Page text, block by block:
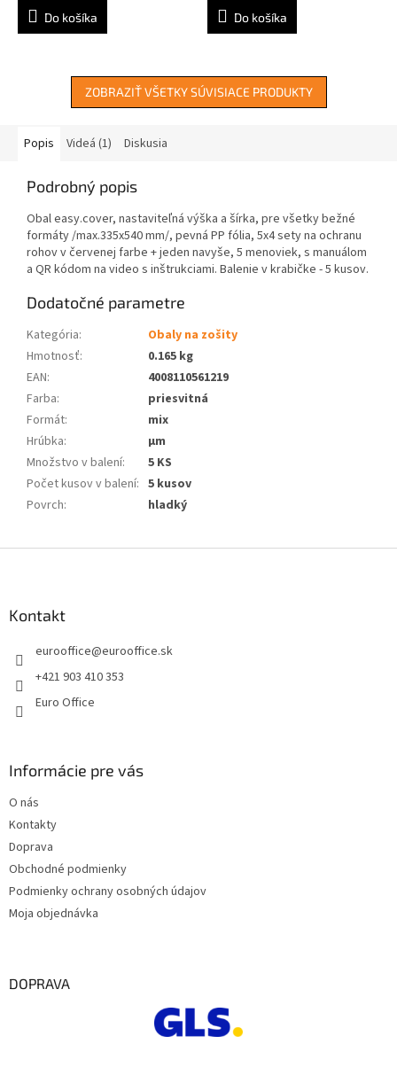
Do košíka Do košíka
ZOBRAZIŤ VŠETKY SÚVISIACE PRODUKTY
Popis Videá (1) Diskusia
Podrobný popis
Obal easy.cover, nastaviteľná výška a šírka, pre všetky bežné
formáty /max.335x540 mm/, pevná PP fólia, 5x4 sety na ochranu
rohov v červenej farbe + jeden navyše, 5 menoviek, s manuálom
a QR kódom na video s inštrukciami. Balenie v krabičke - 5 kusov.
Dodatočné parametre
Kategória:
Obaly na zošity
Hmotnosť:
0.165 kg
EAN:
4008110561219
Farba:
priesvitná
Formát:
mix
Hrúbka:
μm
Množstvo v balení:
5 KS
Počet kusov v balení: 5 kusov
Povrch: hladký
Kontakt
eurooffice@eurooffice.sk
+421 903 410 353
Euro Office
Informácie pre vás
O nás
Kontakty
Doprava
Obchodné podmienky
Podmienky ochrany osobných údajov
Moja objednávka
DOPRAVA